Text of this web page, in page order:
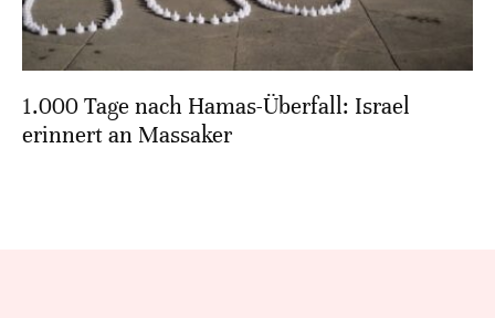
1.000 Tage nach Hamas-Überfall: Israel
erinnert an Massaker